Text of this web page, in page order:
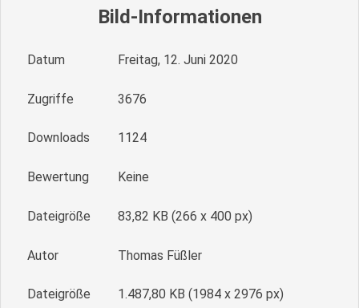
Bild-Informationen
Datum Freitag, 12. Juni 2020
Zugriffe 3676
Downloads 1124
Bewertung Keine
Dateigröße 83,82 KB (266 x 400 px)
Autor Thomas Füßler
Dateigröße
1.487,80 KB (1984 x 2976 px)